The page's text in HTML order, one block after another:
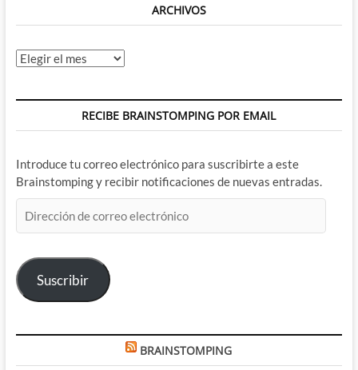
ARCHIVOS
Archivos
RECIBE BRAINSTOMPING POR EMAIL
Introduce tu correo electrónico para suscribirte a este
Brainstomping y recibir notificaciones de nuevas entradas.
de
electrónico
Suscribir
BRAINSTOMPING